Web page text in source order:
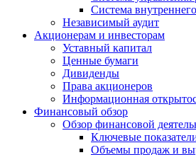
Система
Независимый аудит
Акционерам и инвесторам
Уставный капитал
Ценные бумаги
Дивиденды
Права акционеров
Информационная
Финансовый обзор
Обзор финансовой
Ключевые
Объемы продаж и